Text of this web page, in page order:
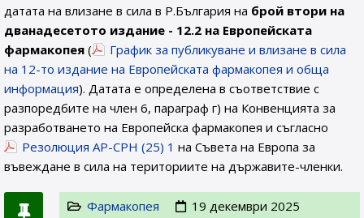
датата на влизане в сила в Р.България на брой втори на
дванадесетото издание - 12.2 на Европейската
фармакопея (
График за публикуване и влизане в сила
на 12-то издание на Европейската фармакопея и обща
информация). Датата е определена в съответствие с
разпоредбите на член 6, параграф г) на Конвенцията за
разработването на Европейска фармакопея и съгласно
Резолюция AP-CPH (25) 1 на Съвета на Европа за
въвеждане в сила на териториите на държавите-членки.
Фармакопея 19 декември 2025